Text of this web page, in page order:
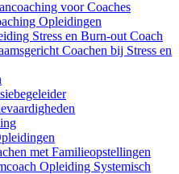
voor Coaches
Opleidingen
Stress en Burn-out Coach
Coachen bij Stress en
met Familieopstellingen
Opleiding Systemisch